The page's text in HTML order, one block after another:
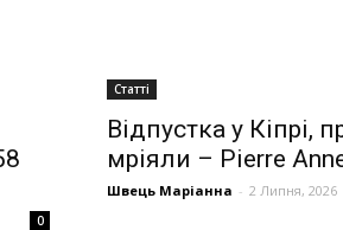
0
Статті
Відпустка у Кіпрі,
мріяли – Pierre
Швець Маріанна - 2 Липня, 2026